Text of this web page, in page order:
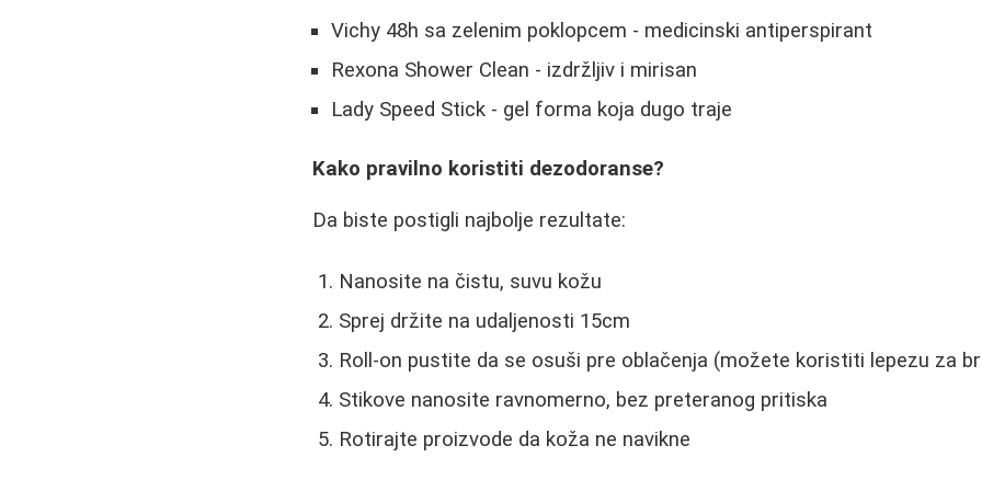
Vichy 48h sa zelenim poklopcem - medicinski antiperspirant
Rexona Shower Clean - izdržljiv i mirisan
Lady Speed Stick - gel forma koja dugo traje
Kako pravilno koristiti dezodoranse?
Da biste postigli najbolje rezultate:
Nanosite na čistu, suvu kožu
Sprej držite na udaljenosti 15cm
Roll-on pustite da se osuši pre oblačenja (možete koristiti lepezu za
Stikove nanosite ravnomerno, bez preteranog pritiska
Rotirajte proizvode da koža ne navikne